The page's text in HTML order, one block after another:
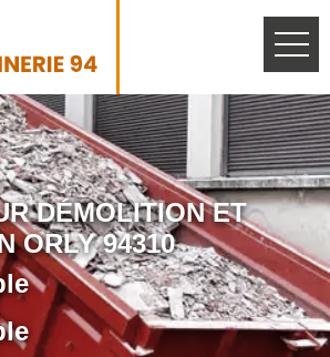
DÉMOLITION ET
ORLY 94310